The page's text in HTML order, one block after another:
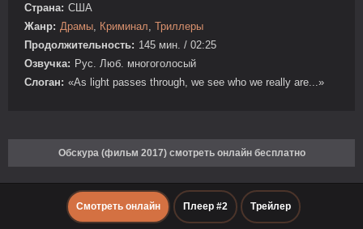
Страна: США
Жанр: Драмы Криминал Триллеры
Продолжительность: 145 мин. / 02:25
Озвучка: Рус. Люб. многоголосый
Слоган: «As light passes through, we see who we really are...»
Обскура (фильм 2017) смотреть онлайн бесплатно
Смотреть онлайн Плеер #2 Трейлер